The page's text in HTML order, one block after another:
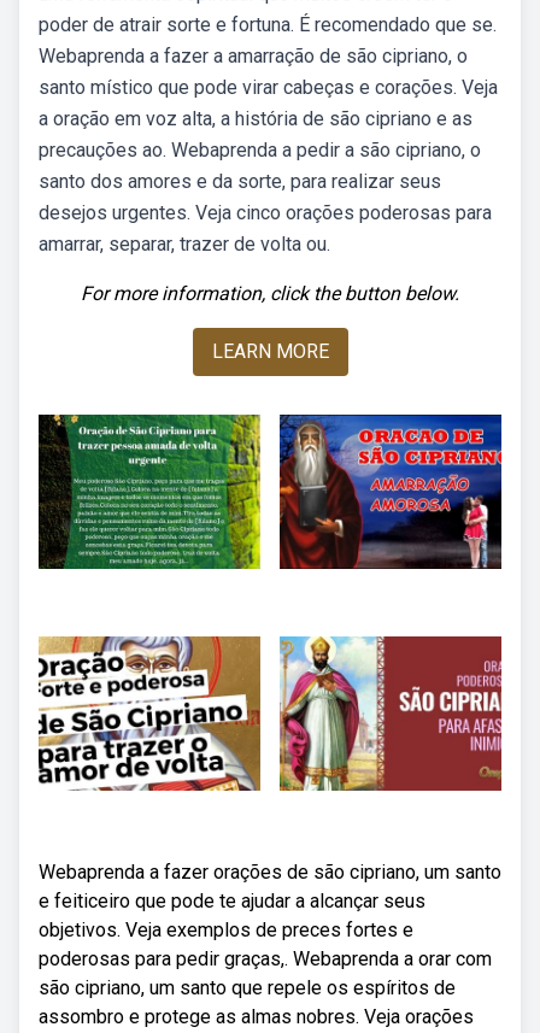
poder de atrair sorte e fortuna. É recomendado que se.
Webaprenda a fazer a amarração de são cipriano, o
santo místico que pode virar cabeças e corações. Veja
a oração em voz alta, a história de são cipriano e as
precauções ao. Webaprenda a pedir a são cipriano, o
santo dos amores e da sorte, para realizar seus
desejos urgentes. Veja cinco orações poderosas para
amarrar, separar, trazer de volta ou.
For more information, click the button below.
LEARN MORE
Webaprenda a fazer orações de são cipriano, um santo
e feiticeiro que pode te ajudar a alcançar seus
objetivos. Veja exemplos de preces fortes e
poderosas para pedir graças,. Webaprenda a orar com
são cipriano, um santo que repele os espíritos de
assombro e protege as almas nobres. Veja orações